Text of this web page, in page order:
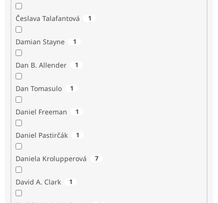
Česlava Talafantová 1
Damian Stayne 1
Dan B. Allender 1
Dan Tomasulo 1
Daniel Freeman 1
Daniel Pastirčák 1
Daniela Krolupperová 7
David A. Clark 1